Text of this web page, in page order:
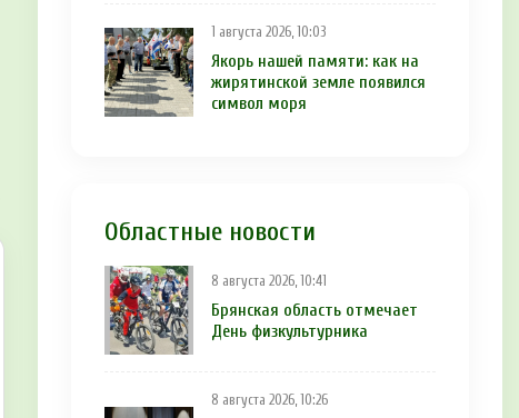
1 августа 2026, 10:03
Якорь нашей памяти: как на
жирятинской земле появился
символ моря
Областные новости
8 августа 2026, 10:41
Брянская область отмечает
День физкультурника
8 августа 2026, 10:26